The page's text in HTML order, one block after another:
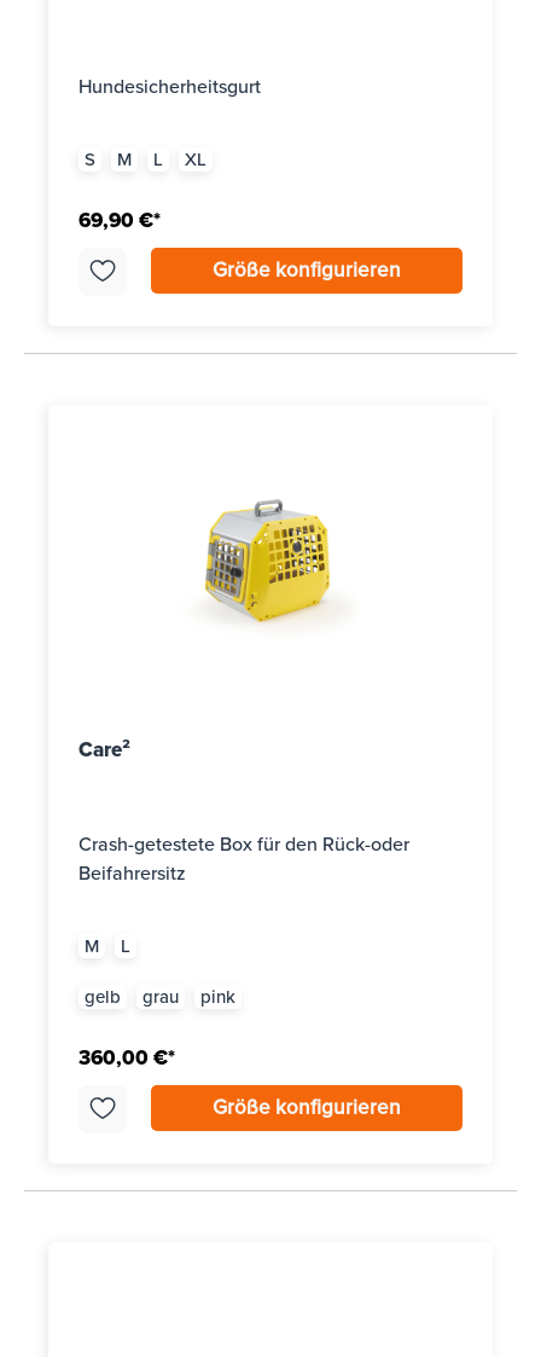
Hundesicherheitsgurt
S M L XL
69,90 €*
Größe konfigurieren
Care²
Crash-getestete Box für den Rück-oder
Beifahrersitz
M L
gelb grau pink
360,00 €*
Größe konfigurieren